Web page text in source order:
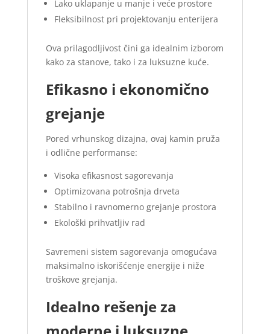
Lako uklapanje u manje i veće prostore
Fleksibilnost pri projektovanju enterijera
Ova prilagodljivost čini ga idealnim izborom
kako za stanove, tako i za luksuzne kuće.
Efikasno i ekonomično
grejanje
Pored vrhunskog dizajna, ovaj kamin pruža
i odlične performanse:
Visoka efikasnost sagorevanja
Optimizovana potrošnja drveta
Stabilno i ravnomerno grejanje prostora
Ekološki prihvatljiv rad
Savremeni sistem sagorevanja omogućava
maksimalno iskorišćenje energije i niže
troškove grejanja.
Idealno rešenje za